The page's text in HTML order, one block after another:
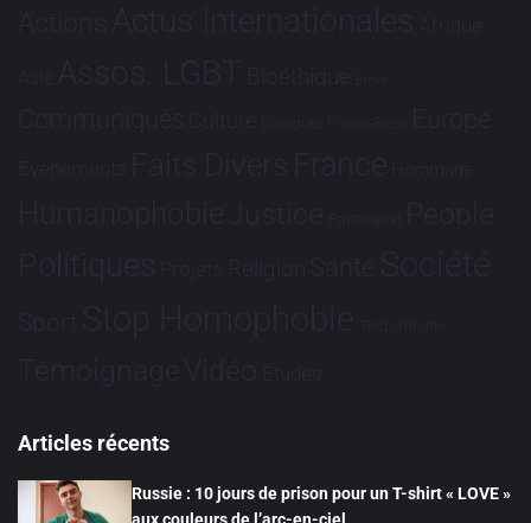
Actions Actus Internationales Afrique
Asie Assos. LGBT Bioéthique Brève
Communiqués Culture Dialogues France-Brésil Europe
Evénements Faits Divers France Hommage
HumanophobieJustice Partenariat People
Politiques Projets Religion Santé Société
Sport Stop Homophobie Tech Tribune
TémoignageVidéo Études
Articles récents
Russie : 10 jours de prison pour un T-shirt « LOVE »